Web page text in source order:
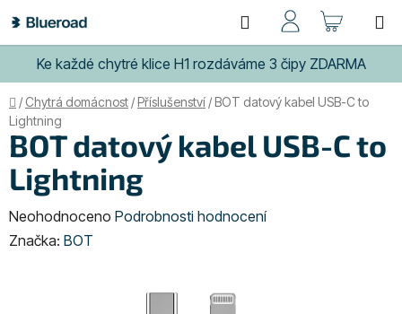
na
obsah
Ke každé chytré klice H1 rozdáváme 3 čipy ZDARMA
Hledat
KOŠÍK
Domů
/ Chytrá domácnost /Příslušenství /BOT datový kabel USB-C to
Lightning
BOT datový kabel USB-C to
Lightning
Průměrné
hodnocení
Neohodnoceno Podrobnosti hodnocení
Značka: BOT